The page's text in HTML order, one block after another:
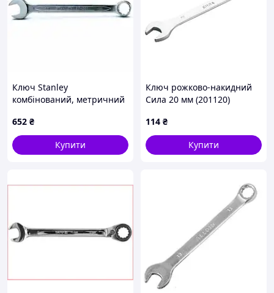
Ключ Stanley
комбінований, метричний
652 ₴
Купити
Ключ рожково-накидний
Сила 20 мм (201120)
114 ₴
Купити